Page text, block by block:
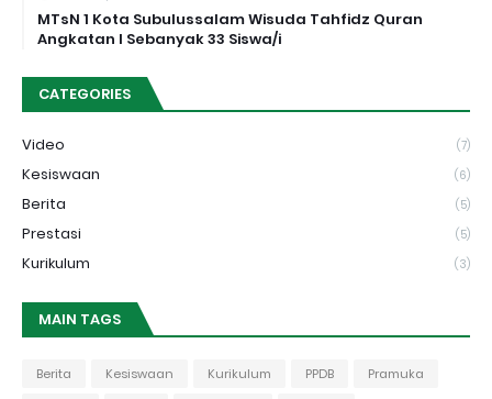
MTsN 1 Kota Subulussalam Wisuda Tahfidz Quran
Angkatan I Sebanyak 33 Siswa/i
CATEGORIES
Video (7)
Kesiswaan (6)
Berita (5)
Prestasi (5)
Kurikulum (3)
MAIN TAGS
Berita Kesiswaan Kurikulum PPDB Pramuka